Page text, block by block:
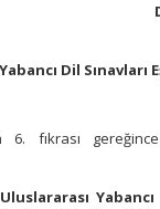
Dil
6. fıkrası
Uluslararası